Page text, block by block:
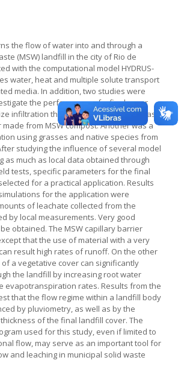
the flow of water into and through a
(MSW) landfill in the city of Rio de
with the computational model HYDRUS-
water, heat and multiple solute transport
media. In addition, two studies were
the performance of a final cover
infiltration through the landfill. One was
from MSW compost. Another was a
using grasses and native species from
studying the influence of several model
as much as local data obtained through
tests, specific parameters for the final
for a practical application. Results
for the application were
of leachate collected from the
by local measurements. Very good
obtained. The MSW capillary barrier
that the use of material with a very
result high rates of runoff. On the other
a vegetative cover can significantly
the landfill by increasing root water
evapotranspiration rates. Results from the
that the flow regime within a landfill body
by pluviometry, as well as by the
of the final landfill cover. The
used for this study, even if limited to
flow, may serve as an important tool for
and leaching in municipal solid waste